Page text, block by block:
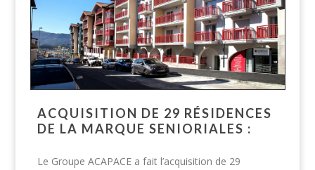
ACQUISITION DE 29 RÉSIDENCES
DE LA MARQUE SENIORIALES :
Le Groupe ACAPACE a fait l’acquisition de 29